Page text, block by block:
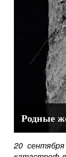
Родные
20